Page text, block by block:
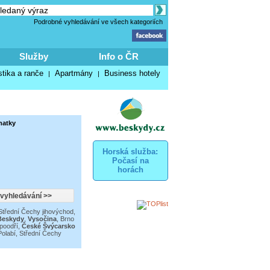
Podrobné vyhledávání ve všech kategoriích
Služby Info o ČR
a ranče | Apartmány | Business hotely
Horská služba:
Počasí na
horách
Čechy jihovýchod,
, Vysočina, Brno
, České Švýcarsko
, Střední Čechy